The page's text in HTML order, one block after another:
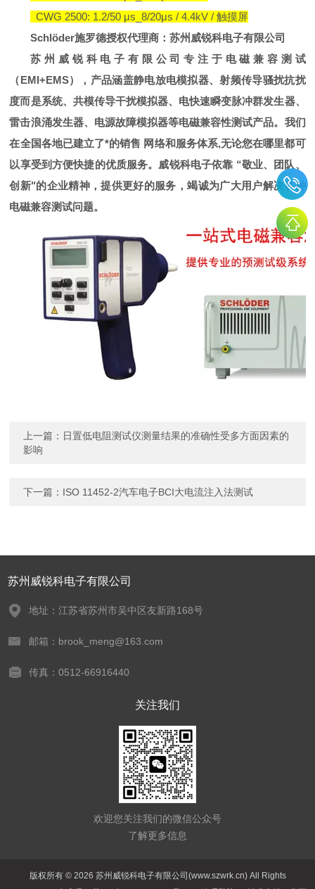
CWG 2500: 1.2/50 μs_8/20μs / 4.4kV /触摸屏
Schlöder施罗德授权代理商：苏州威锐科电子有限公司
苏州威锐科电子有限公司专注于电磁兼容测试
（EMI+EMS），产品涵盖静电放电模拟器、射频传导骚扰抗扰
度而是系统、共模传导干扰模拟器、电快速瞬变脉冲群发生器、
雷击浪涌发生器、电源故障模拟器等电磁兼容性测试产品。我们
在全国各地已建立了*的销售 网络和服务体系,无论您在哪里都可
以享受到方便快捷的优质服务。威锐科电子依靠 “敬业、团队、
创新"的企业精神，提供更好的服务，竭诚为广大用户解决各种
电磁兼容测试问题。
上一篇： 日置低电阻测试仪测量结果的准确性受多方面因素的
影响
下一篇： ISO 11452-2汽车电子BCI大电流注入法测试
苏州威锐科电子有限公司
地址：江苏省苏州市吴中区友新路168号
邮箱：brook_meng@163.com
传真：0512-66916440
关注我们
欢迎您关注我们的微信公众号
了解更多信息
版权所有 © 2026 苏州威锐科电子有限公司(www.szwrk.cn) All Rights